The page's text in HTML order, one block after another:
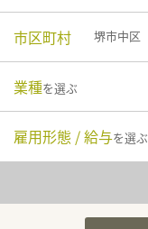
市区町村 堺市中区
業種を選ぶ
雇用形態 / 給与を選ぶ